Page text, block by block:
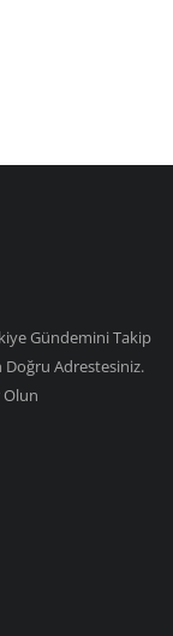
Gündemini Takip
Doğru Adrestesiniz.